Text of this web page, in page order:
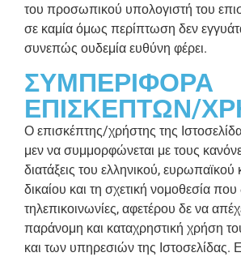
του προσωπικού υπολογιστή του
σε καμία όμως περίπτωση δεν
συνεπώς ουδεμία ευθύνη φέρει.
ΣΥΜΠΕΡΙΦΟΡΑ
ΕΠΙΣΚΕΠΤΩΝ/
Ο επισκέπτης/χρήστης της
μεν να συμμορφώνεται με τους
διατάξεις του ελληνικού, ευρωπαϊκού
δικαίου και τη σχετική νομοθεσία που
τηλεπικοινωνίες, αφετέρου δε να
παράνομη και καταχρηστική χρήση
και των υπηρεσιών της Ιστοσελίδας.